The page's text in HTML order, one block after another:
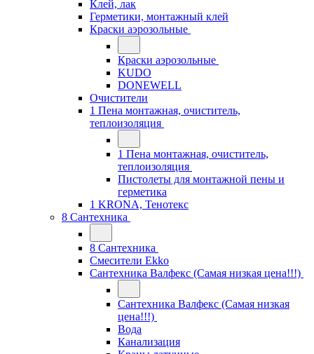
Клей, лак
Герметики, монтажный клей
Краски аэрозольные
Краски аэрозольные
KUDO
DONEWELL
Очистители
1 Пена монтажная, очиститель,
теплоизоляция
1 Пена монтажная, очиститель,
теплоизоляция
Пистолеты для монтажной пены и
герметика
1 KRONA, Тенотекс
8 Сантехника
8 Сантехника
Смесители Ekko
Сантехника Валфекс (Самая низкая цена!!!)
Сантехника Валфекс (Самая низкая
цена!!!)
Вода
Канализация